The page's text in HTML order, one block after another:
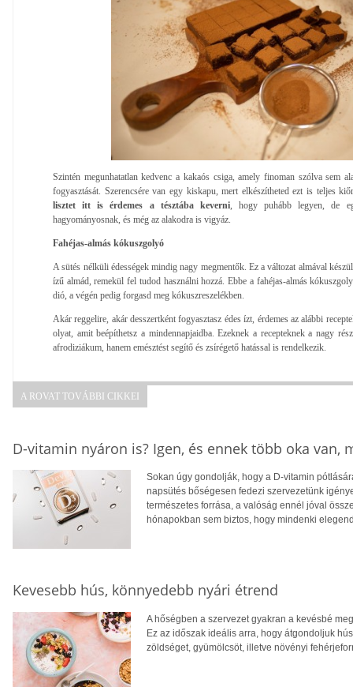
Szintén megunhatatlan kedvenc a kakaós csiga, amely finoman szólva sem
fogyasztását. Szerencsére van egy kiskapu, mert elkészítheted ezt is teljes
lisztet itt is érdemes a tésztába keverni, hogy puhább legyen, de
hagyományosnak, és még az alakodra is vigyáz.
Fahéjas-almás kókuszgolyó
A sütés nélküli édességek mindig nagy megmentők. Ez a változat almával
ízű almád, remekül fel tudod használni hozzá. Ebbe a fahéjas-almás
dió, a végén pedig forgasd meg kókuszreszelékben.
Akár reggelire, akár desszertként fogyasztasz édes ízt, érdemes az alábbi
olyat, amit beépíthetsz a mindennapjaidba. Ezeknek a recepteknek a nagy
afrodiziákum, hanem emésztést segítő és zsírégető hatással is rendelkezik.
A ROVAT TOVÁBBI CIKKEI
D-vitamin nyáron is? Igen, és ennek több oka van,
Sokan úgy gondolják, hogy a D-vitamin
napsütés bőségesen fedezi szervezetünk
természetes forrása, a valóság ennél jóval
hónapokban sem biztos, hogy mindenki
Kevesebb hús, könnyedebb nyári étrend
A hőségben a szervezet gyakran a kevésbé
Ez az időszak ideális arra, hogy átgondoljuk
zöldséget, gyümölcsöt, illetve növényi